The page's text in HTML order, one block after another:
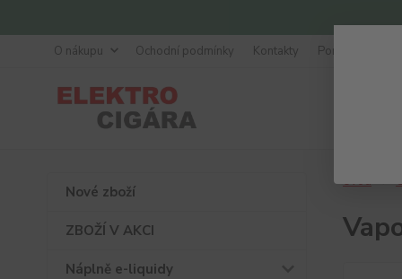
O nákupu Ochodní podmínky Kontakty Poradna
Nové zboží
ZBOŽÍ V AKCI
Náplně e-liquidy
Úvod